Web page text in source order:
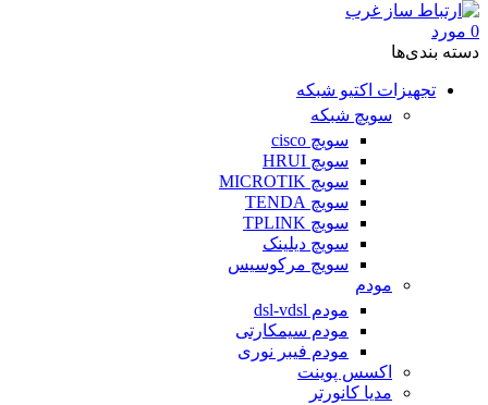
0 مورد
دسته‌ بندی‌ها
تجهیزات اکتیو شبکه
سویچ شبکه
سویچ cisco
سویچ HRUI
سویچ MICROTIK
سویچ TENDA
سویچ TPLINK
سویچ دیلینک
سویچ مرکوسیس
مودم
مودم dsl-vdsl
مودم سیمکارتی
مودم فیبر نوری
اکسس پوینت
مدیا کانورتر